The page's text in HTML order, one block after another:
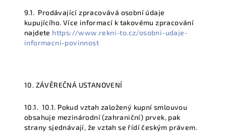
9.1. Prodávající zpracovává osobní údaje
kupujícího. Více informací k takovému zpracování
najdete https://www.rekni-to.cz/osobni-udaje-
informacni-povinnost
10. ZÁVĚREČNÁ USTANOVENÍ
10.1. 10.1. Pokud vztah založený kupní smlouvou
obsahuje mezinárodní (zahraniční) prvek, pak
strany sjednávají, že vztah se řídí českým právem.